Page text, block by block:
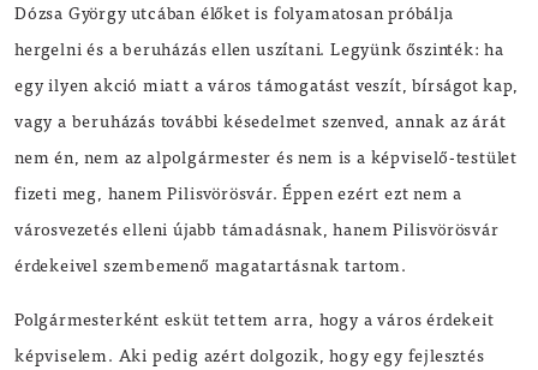
Dózsa György utcában élőket is folyamatosan próbálja
hergelni és a beruházás ellen uszítani. Legyünk őszinték: ha
egy ilyen akció miatt a város támogatást veszít, bírságot kap,
vagy a beruházás további késedelmet szenved, annak az árát
nem én, nem az alpolgármester és nem is a képviselő-testület
fizeti meg, hanem Pilisvörösvár. Éppen ezért ezt nem a
városvezetés elleni újabb támadásnak, hanem Pilisvörösvár
érdekeivel szembemenő magatartásnak tartom.
Polgármesterként esküt tettem arra, hogy a város érdekeit
képviselem. Aki pedig azért dolgozik, hogy egy fejlesztés